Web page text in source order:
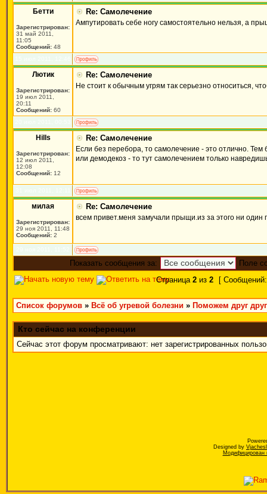
Бетти
Зарегистрирован:
31 май 2011,
11:05
Сообщений: 48
Re: Самолечение
Ампутировать себе ногу самостоятельно нельзя, а
Лютик
Зарегистрирован:
19 июл 2011,
20:11
Сообщений: 60
Re: Самолечение
Не стоит к обычным угрям так серьезно относиться,
Hills
Зарегистрирован:
12 июл 2011,
12:08
Сообщений: 12
Re: Самолечение
Если без перебора, то самолечение - это отлично.
или демодекоз - то тут самолечением только
милая
Зарегистрирован:
29 ноя 2011, 11:48
Сообщений: 2
Re: Самолечение
всем привет.меня замучали прыщи.из за этого ни
Показать сообщения за:
Поле
Страница 2 из 2 [
Список форумов » Всё об угревой болезни » Поможем друг
Кто сейчас на конференции
Сейчас этот форум просматривают: нет зарегистрированных
Designed by
Модифицирован